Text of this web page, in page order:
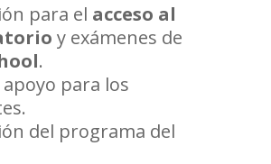
para el acceso al
y exámenes de
.
apoyo para los
del programa del